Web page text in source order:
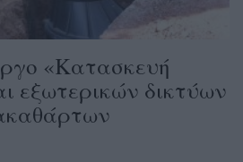
«Κατασκευή
εξωτερικών δικτύων